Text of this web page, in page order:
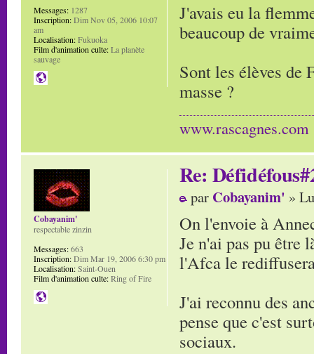
J'avais eu la
beaucoup de
Sont les élèves de
masse ?
www.rascagnes.com
Messages: 1287
Inscription:Dim Nov 05, 2006 10:07
am
Localisation:Fukuoka
Film d'animation culte:La planète
sauvage
Re:
par Cobayanim' »
On l'envoie à
Je n'ai pas pu être
l'Afca le
J'ai reconnu des
pense que c'est
sociaux.
Cobayanim'
respectable zinzin
Messages:663
Inscription:Dim Mar 19, 2006 6:30 pm
Localisation:Saint-Ouen
Film d'animation culte:Ring of Fire